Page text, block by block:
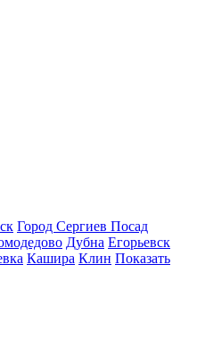
Город Сергиев Посад
Дубна Егорьевск
Кашира Клин Показать